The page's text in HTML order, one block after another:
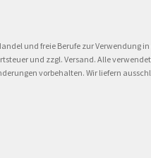
und freie Berufe zur Verwendung
und zzgl. Versand. Alle
vorbehalten. Wir liefern